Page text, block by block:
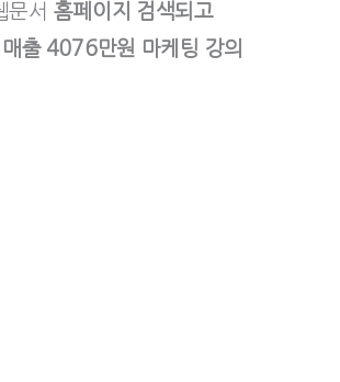
문서 홈페이지 검색되고
출 4076만원 마케팅 강의